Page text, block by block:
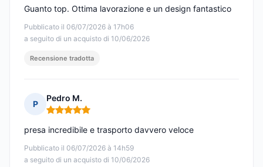
Pubblicato il 06/07/2026 à 17h06
a seguito di un acquisto di 10/06/2026
Guanto top. Ottima lavorazione e un design fantastico
Recensione tradotta
P
Pedro M.
Nota: 5 su 5
Pubblicato il 06/07/2026 à 14h59
a seguito di un acquisto di 10/06/2026
presa incredibile e trasporto davvero veloce